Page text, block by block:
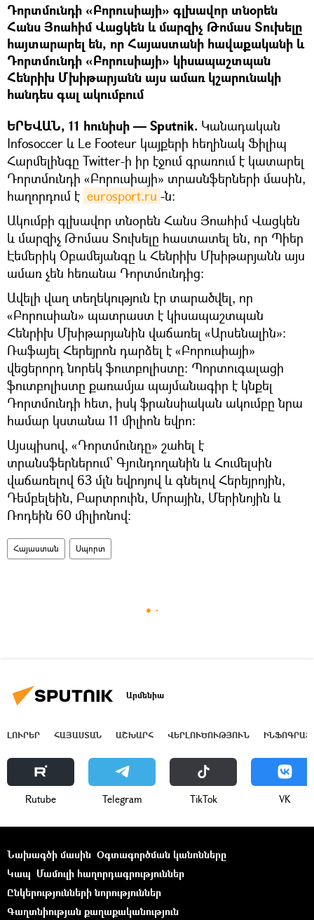
Դորտմունդի «Բորուսիայի» գլխավոր տնօրեն
Հանս Յոահիմ Վացկեն և մարզիչ Թոմաս Տուխելը
հայտարարել են, որ Հայաստանի հավաքականի և
Դորտմունդի «Բորուսիայի» կիսապաշտպան
Հենրիխ Մխիթարյանն այս ամառ կշարունակի
հանդես գալ ակումբում
ԵՐԵՎԱՆ, 11 հունիսի — Sputnik. Կանադական
Infosoccer և Le Footeur կայքերի հեղինակ Ֆիլիպ
Հարմելինգը Twitter-ի իր էջում գրառում է կատարել
Դորտմունդի «Բորուսիայի» տրասնֆերների մասին,
հաղորդում է eurosport.ru -ն:
Ակումբի գլխավոր տնօրեն Հանս Յոահիմ Վացկեն
և մարզիչ Թոմաս Տուխելը հաստատել են, որ Պիեր
Էեմերիկ Օբամեյանգը և Հենրիխ Մխիթարյանն այս
ամառ չեն հեռանա Դորտմունդից:
Ավելի վաղ տեղեկություն էր տարածվել, որ
«Բորուսիան» պատրաստ է կիսապաշտպան
Հենրիխ Մխիթարյանին վաճառել «Արսենալին»:
Ռաֆայել Հերեյրոն դարձել է «Բորուսիայի»
վեցերորդ նորեկ ֆուտբոլիստը: Պորտուգալացի
ֆուտբոլիստը քառամյա պայմանագիր է կնքել
Դորտմունդի հետ, իսկ ֆրանսիական ակումբը նրա
համար կստանա 11 միլիոն եվրո:
Այսպիսով, «Դորտմունդը» շահել է
տրանսֆերներում՝ Գյունդողանին և Հումելսին
վաճառելով 63 մլն եվրոյով և գնելով Հերեյրոյին,
Դեմբելեին, Բարտրուին, Մորային, Մերինոյին և
Ռոդեին 60 միլիոնով:
Հայաստան Սպորտ
Արմենիա
ԼՈՒՐԵՐ ՀԱՅԱՍՏԱՆ ԱՇԽԱՐՀ ՎԵՐԼՈՒԾՈՒԹՅՈՒՆ
Rutube Telegram ТikТоk VK
Նախագծի մասին Օգտագործման կանոնները
Կապ Մամուլի հաղորդագրություններ
Ընկերությունների նորություններ
Գաղտնիության քաղաքականություն